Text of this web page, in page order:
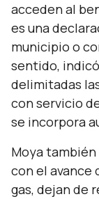
acceden al
es una
municipio o
sentido, indicó
delimitadas
con servicio
se incorpora
Moya
con el avance
gas, dejan de